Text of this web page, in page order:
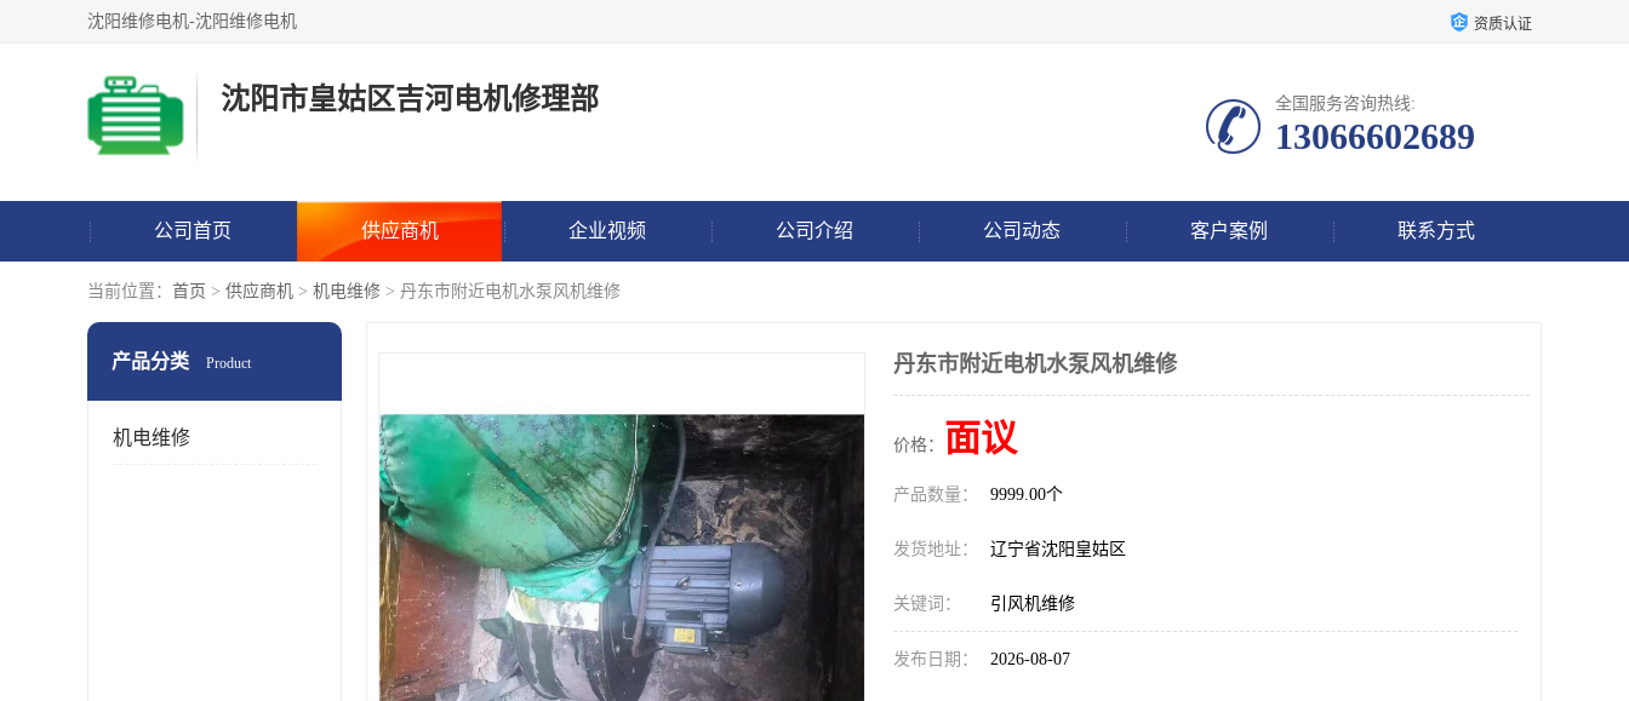
沈阳维修电机-沈阳维修电机 资质认证
沈阳市皇姑区吉河电机修理部 全国服务咨询热线:
13066602689
公司首页 供应商机 企业视频 公司介绍 公司动态 客户案例 联系方式
当前位置： 首页 > 供应商机 > 机电维修 > 丹东市附近电机水泵风机维修
产品分类 Product
机电维修
丹东市附近电机水泵风机维修
价格： 面议
产品数量： 9999.00个
发货地址： 辽宁省沈阳皇姑区
关键词： 引风机维修
发布日期： 2026-08-07